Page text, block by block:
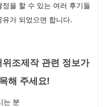
을 할 수 있는 여러 후기들
가 되었으면 합니다.
조제작 관련 정보가
해 주세요!
는 분